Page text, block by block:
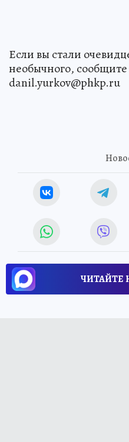
Если вы стали
необычного,
danil.yurkov@phkp.ru
ЧИТАЙТЕ